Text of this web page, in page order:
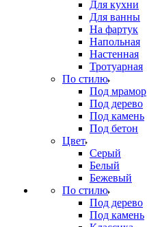
Для кухни
Для ванны
На фартук
Напольная
Настенная
Тротуарная
По стилю
Под мрамор
Под дерево
Под камень
Под бетон
Цвет
Серый
Белый
Бежевый
По стилю
Под дерево
Под камень